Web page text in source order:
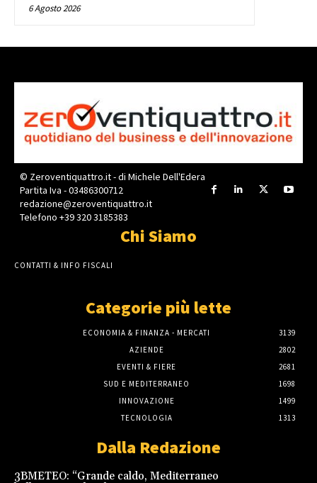
6 Agosto 2026
© Zeroventiquattro.it - di Michele Dell'Edera
Partita Iva - 03486300712
redazione@zeroventiquattro.it
Telefono +39 320 3185383
Chi Siamo
CONTATTI & INFO FISCALI
Categorie più lette
ECONOMIA & FINANZA - MERCATI
3139
AZIENDE
2802
EVENTI & FIERE
2681
SUD E MEDITERRANEO
1698
INNOVAZIONE
1499
TECNOLOGIA
1313
Dalla Redazione
3BMETEO: “Grande caldo, Mediterraneo